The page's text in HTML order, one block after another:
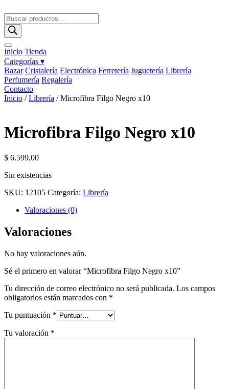
al
contenido
Búsqueda
de
productos
Inicio Tienda
Categorías ▾
Bazar Cristalería Electrónica Ferretería Juguetería Librería
Perfumería Regalería
Contacto
Inicio /Librería / Microfibra Filgo Negro x10
Microfibra Filgo Negro x10
$ 6.599,00
Sin existencias
SKU: 12105 Categoría: Librería
Valoraciones (0)
Valoraciones
No hay valoraciones aún.
Sé el primero en valorar “Microfibra Filgo Negro x10”
Tu dirección de correo electrónico no será publicada. Los campos
obligatorios están marcados con *
Tu puntuación *
Tu valoración *